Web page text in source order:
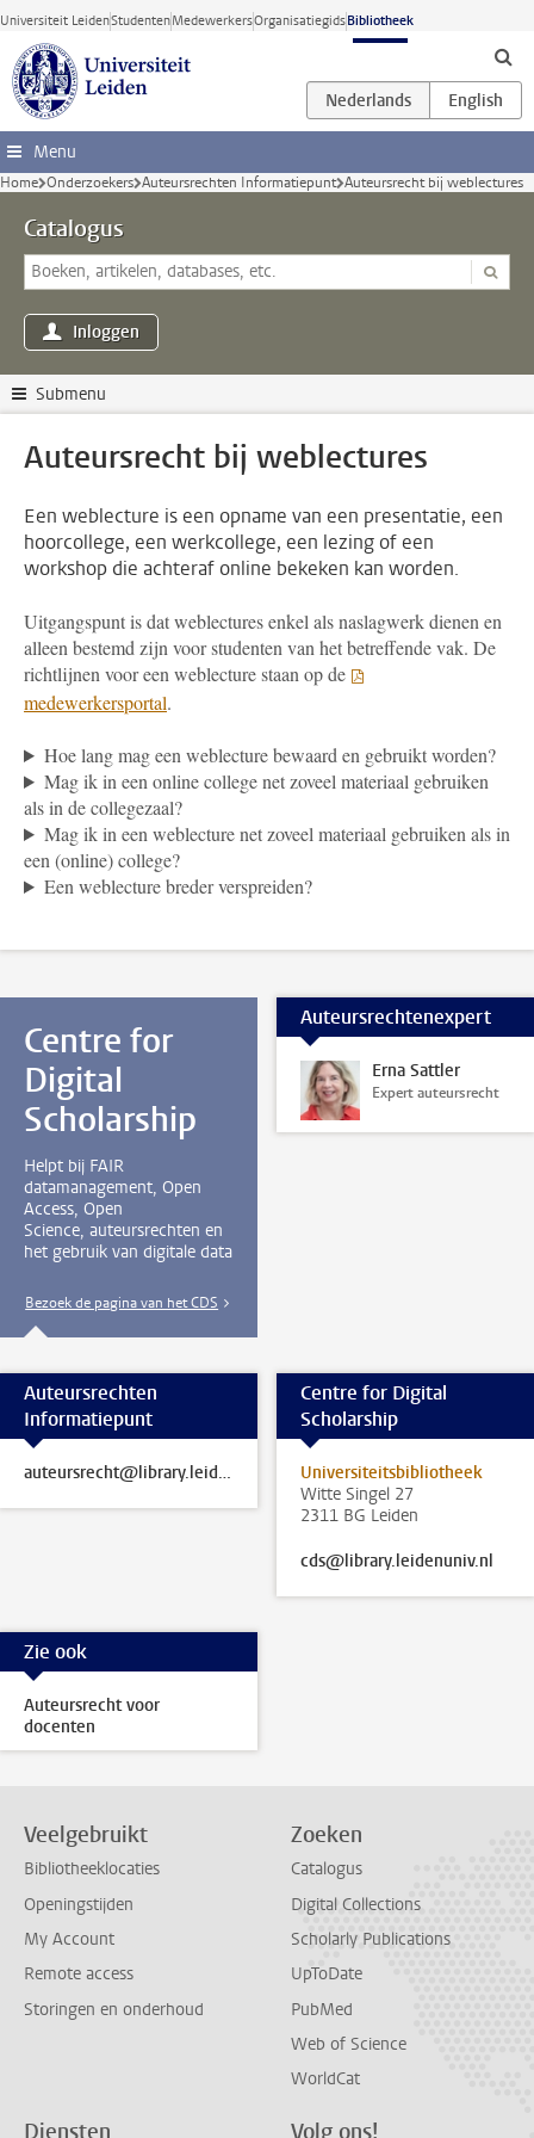
Ga direct naar de inhoud
Universiteit LeidenStudentenMedewerkersOrganisatiegidsBibliotheek
Menu
Home Onderzoekers Auteursrechten Informatiepunt Auteursrecht bij weblectures
Catalogus
Inloggen
Submenu
Auteursrecht bij weblectures
Een weblecture is een opname van een presentatie, een
hoorcollege, een werkcollege, een lezing of een
workshop die achteraf online bekeken kan worden.
Uitgangspunt is dat weblectures enkel als naslagwerk dienen en
alleen bestemd zijn voor studenten van het betreffende vak. De
richtlijnen voor een weblecture staan op de
medewerkersportal.
Hoe lang mag een weblecture bewaard en gebruikt worden?
Mag ik in een online college net zoveel materiaal gebruiken
als in de collegezaal?
Mag ik in een weblecture net zoveel materiaal gebruiken als in
een (online) college?
Een weblecture breder verspreiden?
Centre for
Digital
Scholarship
Helpt bij FAIR
datamanagement, Open
Access, Open
Science, auteursrechten en
het gebruik van digitale data
Bezoek de pagina van het CDS
Auteursrechtenexpert
Erna Sattler
Expert auteursrecht
Auteursrechten
Informatiepunt
auteursrecht@library.leidenuniv.nl
Centre for Digital
Scholarship
Universiteitsbibliotheek
Witte Singel 27
2311 BG Leiden
cds@library.leidenuniv.nl
Zie ook
Auteursrecht voor
docenten
Veelgebruikt
Bibliotheeklocaties
Openingstijden
My Account
Remote access
Storingen en onderhoud
Zoeken
Catalogus
Digital Collections
Scholarly Publications
UpToDate
PubMed
Web of Science
WorldCat